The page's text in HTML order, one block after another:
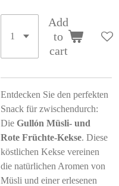
Add
to
cart
Entdecken Sie den perfekten
Snack für zwischendurch:
Die Gullón Müsli- und
Rote Früchte-Kekse. Diese
köstlichen Kekse vereinen
die natürlichen Aromen von
Müsli und einer erlesenen